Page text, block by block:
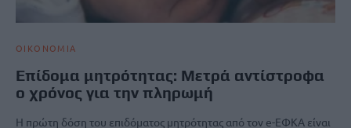
ΟΙΚΟΝΟΜΙΑ
Επίδομα μητρότητας: Μετρά αντίστροφα
ο χρόνος για την πληρωμή
Η πρώτη δόση του επιδόματος μητρότητας από τον e-ΕΦΚΑ είναι